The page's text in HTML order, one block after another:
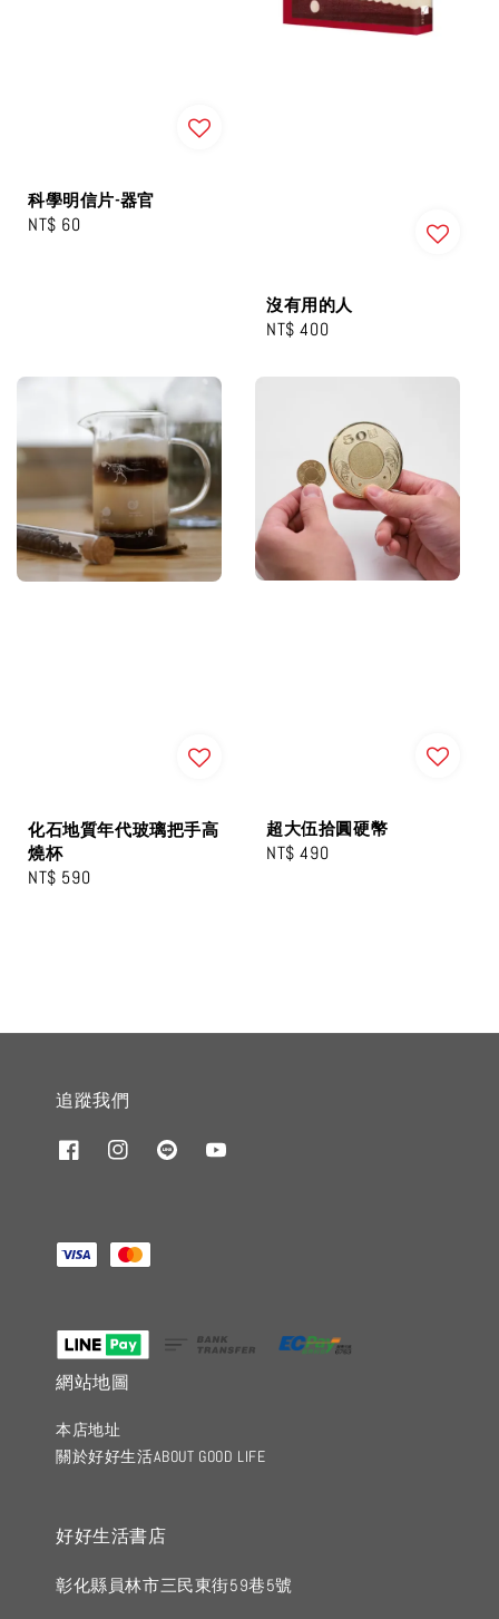
科學明信片-器官
Regular
NT$ 60
沒有用的人
Regular
NT$ 400
化石地質年代玻璃把手高
燒杯
Regular
NT$ 590
超大伍拾圓硬幣
Regular
NT$ 490
追蹤我們
網站地圖
本店地址
關於好好生活ABOUT GOOD LIFE
好好生活書店
彰化縣員林市三民東街59巷5號